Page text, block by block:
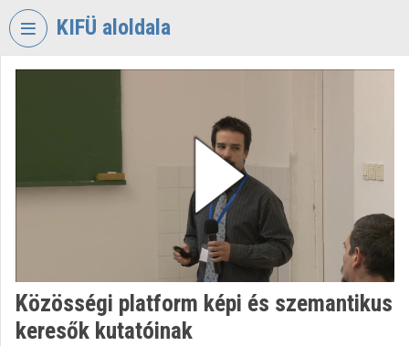
Fejléc kihagyása
KIFÜ aloldala
FEJLESZTÉSI
ÜGYNÖKSÉG
Intézményi felfedezés
Közösségi platform képi és szemantikus
keresők kutatóinak